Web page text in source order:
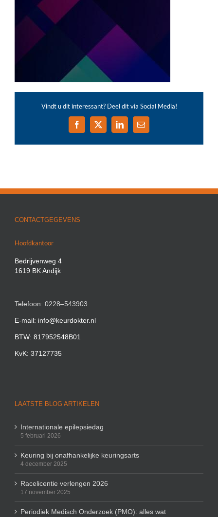
Vindt u dit interessant? Deel dit via Social Media!
Facebook
X LinkedIn
E-
CONTACTGEGEVENS
Hoofdkantoor
Bedrijvenweg 4
1619 BK Andijk
Telefoon: 0228–543903
E-mail: info@keurdokter.nl
BTW: 817952548B01
KvK: 37127735
LAATSTE BLOG ARTIKELEN
Internationale epilepsiedag
5 februari 2026
Keuring bij onafhankelijke keuringsarts
4 december 2025
Racelicentie verlengen 2026
17 november 2025
Periodiek Medisch Onderzoek (PMO): alles wat